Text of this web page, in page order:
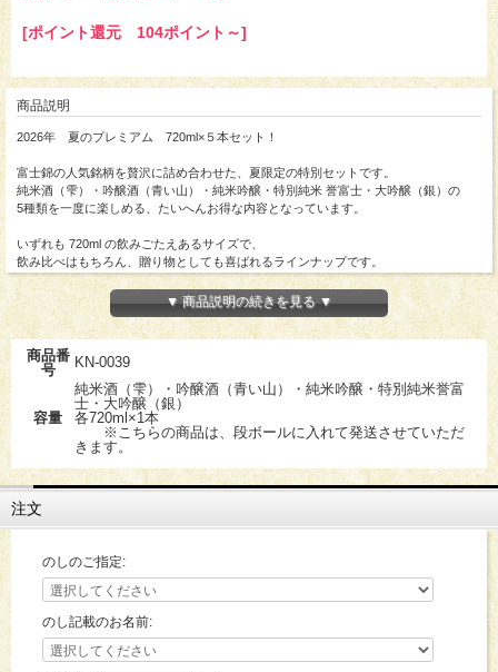
[ポイント還元 104ポイント～]
商品説明
2026年 夏のプレミアム 720ml×５本セット！
富士錦の人気銘柄を贅沢に詰め合わせた、夏限定の特別セットです。
純米酒（雫）・吟醸酒（青い山）・純米吟醸・特別純米 誉富士・大吟醸（銀）の
5種類を一度に楽しめる、たいへんお得な内容となっています。
いずれも 720ml の飲みごたえあるサイズで、
飲み比べはもちろん、贈り物としても喜ばれるラインナップです。
涼しげな夏ラベルも入ってのお届けとなりますので、 季節のご挨拶や特別な日の贈
答にもぴったりです。
送料込み
※こちらの商品価格には送料が含まれております。
▼ 商品説明の続きを見る ▼
商品番
号
KN-0039
容量
純米酒（雫）・吟醸酒（青い山）・純米吟醸・特別純米誉富
士・大吟醸（銀）
各720ml×1本
※こちらの商品は、段ボールに入れて発送させていただ
きます。
注文
のしのご指定:
のし記載のお名前: